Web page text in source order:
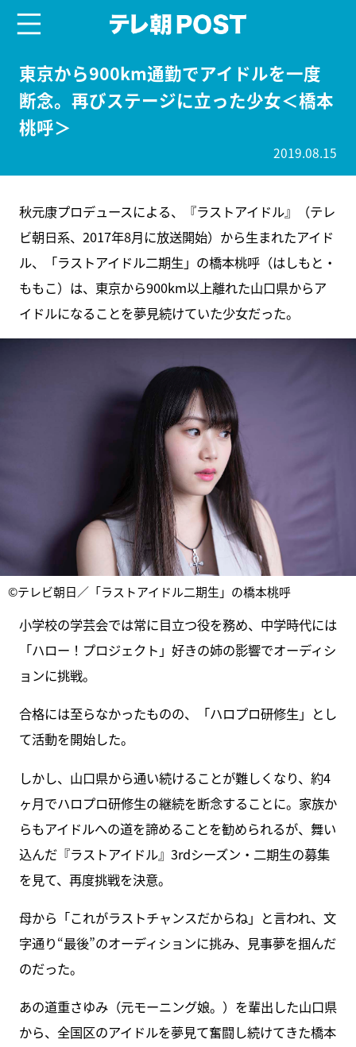
東京から900km通勤でアイドルを一度
断念。再びステージに立った少女＜橋本
桃呼＞
2019.08.15
秋元康プロデュースによる、『ラストアイドル』（テレ
ビ朝日系、2017年8月に放送開始）から生まれたアイド
ル、「ラストアイドル二期生」の橋本桃呼（はしもと・
ももこ）は、東京から900km以上離れた山口県からア
イドルになることを夢見続けていた少女だった。
©テレビ朝日／「ラストアイドル二期生」の橋本桃呼
小学校の学芸会では常に目立つ役を務め、中学時代には
「ハロー！プロジェクト」好きの姉の影響でオーディシ
ョンに挑戦。
合格には至らなかったものの、「ハロプロ研修生」とし
て活動を開始した。
しかし、山口県から通い続けることが難しくなり、約4
ヶ月でハロプロ研修生の継続を断念することに。家族か
らもアイドルへの道を諦めることを勧められるが、舞い
込んだ『ラストアイドル』3rdシーズン・二期生の募集
を見て、再度挑戦を決意。
母から「これがラストチャンスだからね」と言われ、文
字通り“最後”のオーディションに挑み、見事夢を掴んだ
のだった。
あの道重さゆみ（元モーニング娘。）を輩出した山口県
から、全国区のアイドルを夢見て奮闘し続けてきた橋本